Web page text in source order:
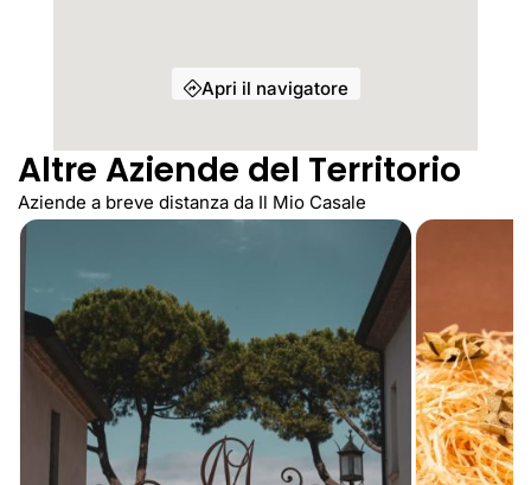
Apri il navigatore
Altre Aziende del Territorio
Aziende a breve distanza da Il Mio Casale